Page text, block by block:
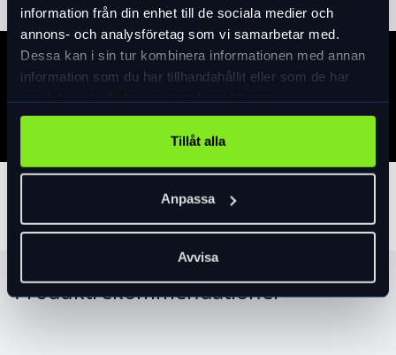
information från din enhet till de sociala medier och
annons- och analysföretag som vi samarbetar med.
Dessa kan i sin tur kombinera informationen med annan
information som du har tillhandahållit eller som de har
Tillåt alla
Anpassa
Avvisa
Specifikation
Produktrekommendationer